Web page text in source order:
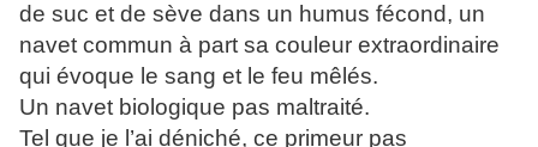
de suc et de sève dans un humus fécond, un
navet commun à part sa couleur extraordinaire
qui évoque le sang et le feu mêlés.
Un navet biologique pas maltraité.
Tel que je l’ai déniché, ce primeur pas